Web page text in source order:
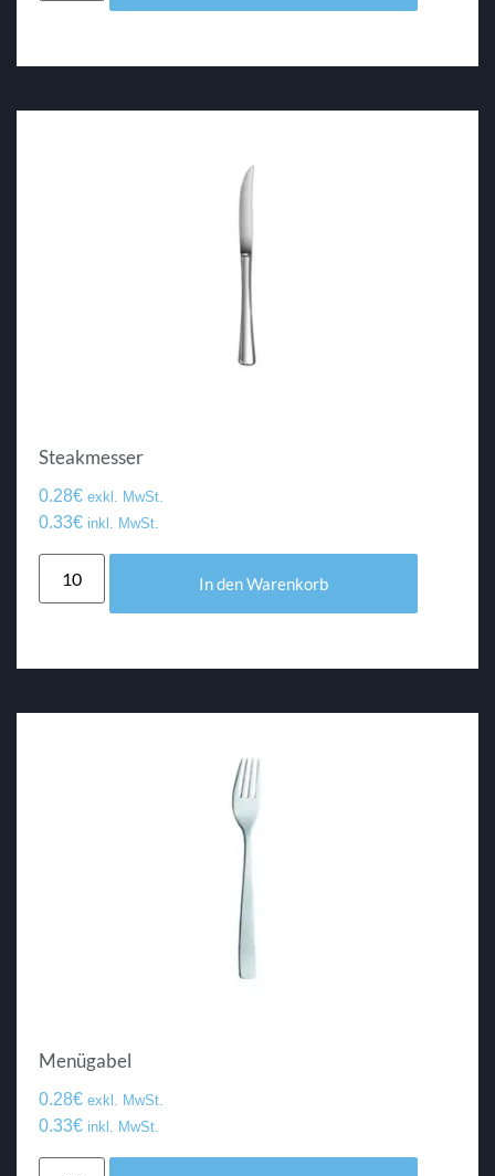
Steakmesser
0.28€ exkl. MwSt.
0.33€ inkl. MwSt.
In den Warenkorb
Menügabel
0.28€ exkl. MwSt.
0.33€ inkl. MwSt.